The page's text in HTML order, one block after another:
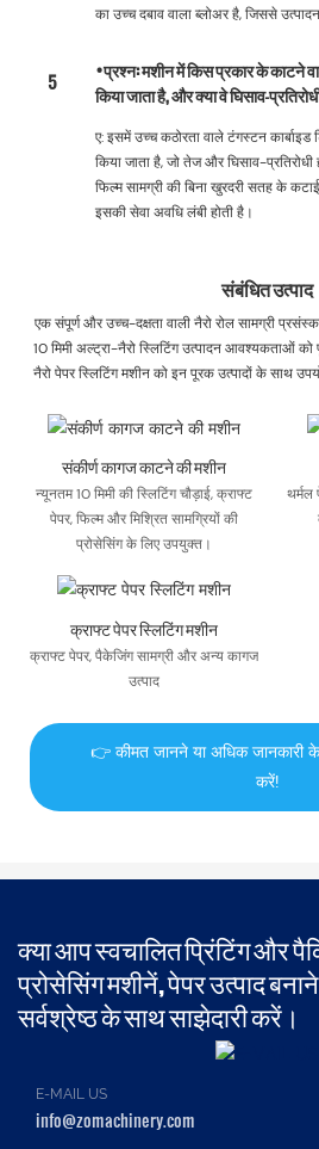
का उच्च दबाव वाला ब्लोअर है, जिससे
5
•प्रश्न: मशीन में किस प्रकार के काटने
किया जाता है, और क्या वे घिसाव-
ए: इसमें उच्च कठोरता वाले टंगस्टन
किया जाता है, जो तेज और घिसाव-
फिल्म सामग्री की बिना खुरदरी सतह के
इसकी सेवा अवधि लंबी होती है।
संबंधित उत्पाद
एक संपूर्ण और उच्च-दक्षता वाली नैरो रोल सामग्री
10 मिमी अल्ट्रा-नैरो स्लिटिंग उत्पादन आवश्यकताओं
नैरो पेपर स्लिटिंग मशीन को इन पूरक उत्पादों के साथ
संकीर्ण कागज काटने की मशीन
न्यूनतम 10 मिमी की स्लिटिंग चौड़ाई, क्राफ्ट
पेपर, फिल्म और मिश्रित सामग्रियों की
प्रोसेसिंग के लिए उपयुक्त।
क्राफ्ट पेपर स्लिटिंग मशीन
क्राफ्ट पेपर, पैकेजिंग सामग्री और अन्य कागज
उत्पाद
👉 कीमत जानने या अधिक जानकारी
करें!
क्या आप स्वचालित प्रिंटिंग और
प्रोसेसिंग मशीनें, पेपर उत्पाद
सर्वश्रेष्ठ के साथ साझेदारी करें।
E-MAIL US
info@zomachinery.com